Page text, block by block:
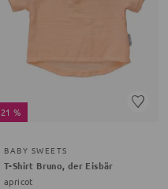
21 %
BABY SWEETS
T-Shirt Bruno, der Eisbär
apricot